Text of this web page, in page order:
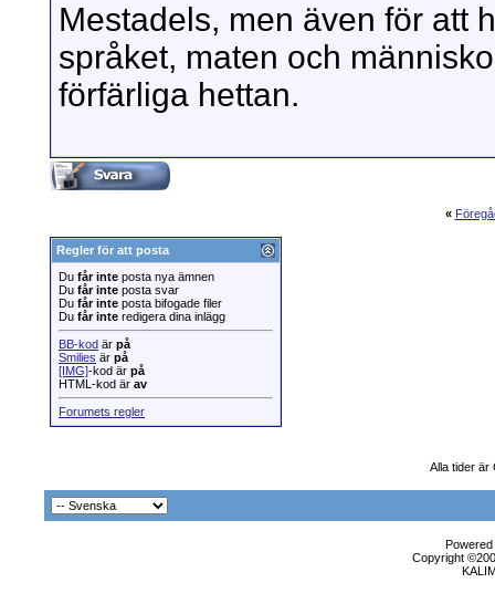
Mestadels, men även för att
språket, maten och
förfärliga hettan.
«
Regler för att posta
Du får inte posta nya ämnen
Du får inte posta svar
Du får inte posta bifogade filer
Du får inte redigera dina inlägg
BB-kod är på
Smilies är på
[IMG]-kod är på
HTML-kod är av
Forumets regler
Alla tider är
Copyright